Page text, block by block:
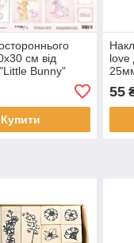
см від
Bunny"
Купити
love
55